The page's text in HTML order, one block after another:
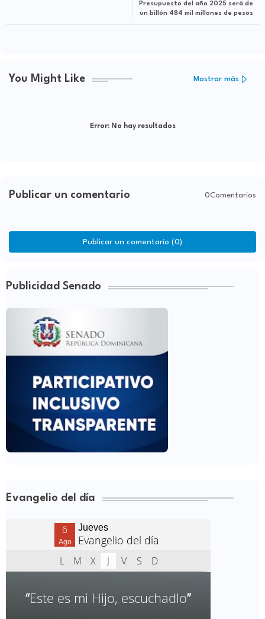
Presupuesto del año 2025 será de
un billón 484 mil millones de pesos
You Might Like Mostrar más
Error:No hay resultados
Publicar un comentario 0Comentarios
Publicar un comentario (0)
Publicidad Senado
Evangelio del día